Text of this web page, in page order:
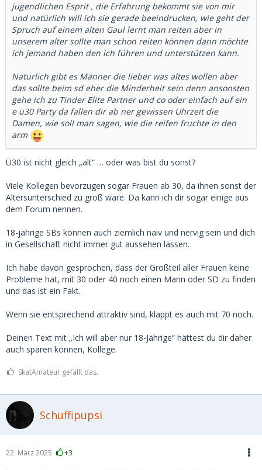
jugendlichen Esprit , die Erfahrung bekommt sie von mir
und natürlich will ich sie gerade beeindrucken, wie geht der
Spruch auf einem alten Gaul lernt man reiten aber in
unserem alter sollte man schon reiten können dann möchte
ich jemand haben den ich führen und unterstützen kann.
Natürlich gibt es Männer die lieber was altes wollen aber
das sollte beim sd eher die Minderheit sein denn ansonsten
gehe ich zu Tinder Elite Partner und co oder einfach auf ein
e ü30 Party da fallen dir ab ner gewissen Uhrzeit die
Damen, wie soll man sagen, wie die reifen fruchte in den
arm
Ü30 ist nicht gleich „alt“ … oder was bist du sonst?
Viele Kollegen bevorzugen sogar Frauen ab 30, da ihnen sonst der
Altersunterschied zu groß wäre. Da kann ich dir sogar einige aus
dem Forum nennen.
18-jährige SBs können auch ziemlich naiv und nervig sein und dich
in Gesellschaft nicht immer gut aussehen lassen.
Ich habe davon gesprochen, dass der Großteil aller Frauen keine
Probleme hat, mit 30 oder 40 noch einen Mann oder SD zu finden
und das ist ein Fakt.
Wenn sie entsprechend attraktiv sind, klappt es auch mit 70 noch.
Deinen Text mit „Ich will aber nur 18-Jährige“ hättest du dir daher
auch sparen können, Kollege.
SkatAmateur gefällt das.
Schuffipupsi
22. März 2025 +3